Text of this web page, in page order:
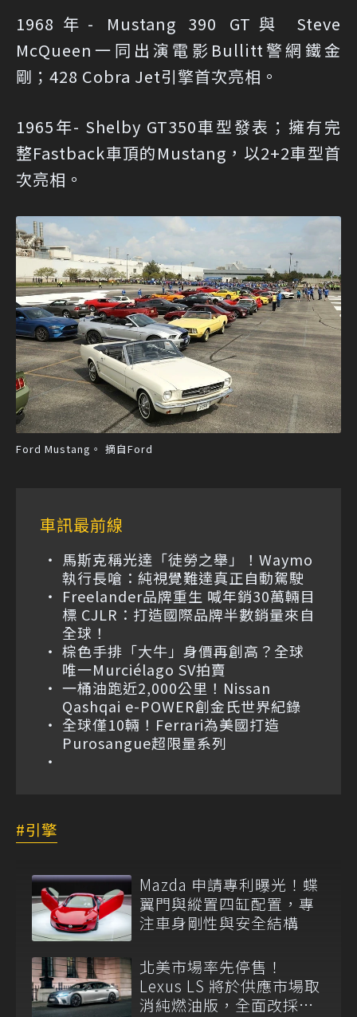
1968年- Mustang 390 GT與 Steve
McQueen一同出演電影Bullitt警網鐵金
剛；428 Cobra Jet引擎首次亮相。
1965年- Shelby GT350車型發表；擁有完
整Fastback車頂的Mustang，以2+2車型首
次亮相。
Ford Mustang。 摘自Ford
車訊最前線
馬斯克稱光達「徒勞之舉」！Waymo
執行長嗆：純視覺難達真正自動駕駛
Freelander品牌重生 喊年銷30萬輛目
標 CJLR：打造國際品牌半數銷量來自
全球！
棕色手排「大牛」身價再創高？全球
唯一Murciélago SV拍賣
一桶油跑近2,000公里！Nissan
Qashqai e-POWER創金氏世界紀錄
全球僅10輛！Ferrari為美國打造
Purosangue超限量系列
引擎
Mazda 申請專利曝光！蝶
翼門與縱置四缸配置，專
注車身剛性與安全結構
北美市場率先停售！
Lexus LS 將於供應市場取
消純燃油版，全面改採單